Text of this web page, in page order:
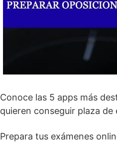
Conoce las 5 apps más
quieren conseguir plaza de
Prepara tus exámenes